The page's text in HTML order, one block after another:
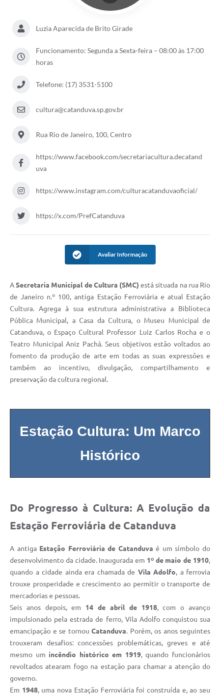
Projetos
Enquete
SIC
Diário Oficial
Luzia Aparecida de Brito Girade
Funcionamento: Segunda a Sexta-feira – 08:00 às 17:00
horas
Telefone: (17) 3531-5100
cultura@catanduva.sp.gov.br
Rua Rio de Janeiro, 100, Centro
https://www.facebook.com/secretariacultura.decatand
uva
https://www.instagram.com/culturacatanduvaoficial/
https://x.com/PrefCatanduva
Avaliar Informação
ASecretaria Municipal de Cultura (SMC) está situada na rua Rio
de Janeiro n.º 100, antiga Estação Ferroviária e atual Estação
Cultura. Agrega à sua estrutura administrativa a Biblioteca
Pública Municipal, a Casa da Cultura, o Museu Municipal de
Catanduva, o Espaço Cultural Professor Luiz Carlos Rocha e o
Teatro Municipal Aniz Pachá. Seus objetivos estão voltados ao
fomento da produção de arte em todas as suas expressões e
também ao incentivo, divulgação, compartilhamento e
preservação da cultura regional.
Estação Cultura: Um Marco
Histórico
Do Progresso à Cultura: A Evolução da
Estação Ferroviária de Catanduva
A antiga Estação Ferroviária de Catanduva é um símbolo do
desenvolvimento da cidade. Inaugurada em 1º de maio de 1910,
quando a cidade ainda era chamada de Vila Adolfo, a ferrovia
trouxe prosperidade e crescimento ao permitir o transporte de
mercadorias e pessoas.
Seis anos depois, em 14 de abril de 1918, com o avanço
impulsionado pela estrada de ferro, Vila Adolfo conquistou sua
emancipação e se tornou Catanduva. Porém, os anos seguintes
trouxeram desafios: concessões problemáticas, greves e até
mesmo um incêndio histórico em 1919, quando funcionários
revoltados atearam fogo na estação para chamar a atenção do
governo.
Em 1948, uma nova Estação Ferroviária foi construída e, ao seu